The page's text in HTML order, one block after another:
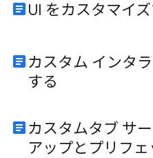
article UI をカスタマイ
article カスタム インタ
する
article カスタムタブ サ
アップとプリフェ